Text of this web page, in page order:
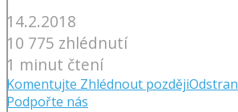
14.2.2018
10 775 zhlédnutí
1 minut čtení
Komentujte Zhlédnout později
Podpořte nás